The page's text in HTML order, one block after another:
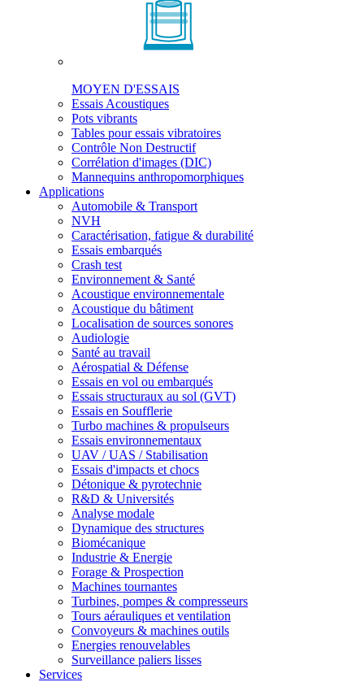
MOYEN D'ESSAIS
Essais Acoustiques
Pots vibrants
Tables pour essais vibratoires
Contrôle Non Destructif
Corrélation d'images (DIC)
Mannequins anthropomorphiques
Applications
Automobile & Transport
NVH
Caractérisation, fatigue & durabilité
Essais embarqués
Crash test
Environnement & Santé
Acoustique environnementale
Acoustique du bâtiment
Localisation de sources sonores
Audiologie
Santé au travail
Aérospatial & Défense
Essais en vol ou embarqués
Essais structuraux au sol (GVT)
Essais en Soufflerie
Turbo machines & propulseurs
Essais environnementaux
UAV / UAS / Stabilisation
Essais d'impacts et chocs
Détonique & pyrotechnie
R&D & Universités
Analyse modale
Dynamique des structures
Biomécanique
Industrie & Energie
Forage & Prospection
Machines tournantes
Turbines, pompes & compresseurs
Tours aérauliques et ventilation
Convoyeurs & machines outils
Energies renouvelables
Surveillance paliers lisses
Services